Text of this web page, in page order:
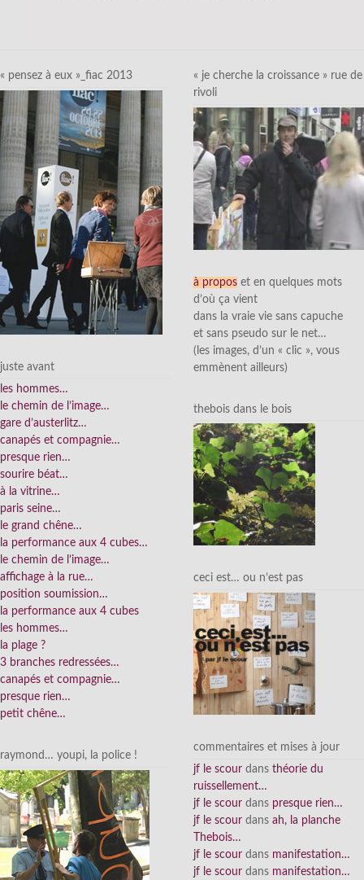
« pensez à eux »_fiac 2013
juste avant
les hommes…
le chemin de l’image…
gare d’austerlitz…
canapés et compagnie…
presque rien…
sourire béat…
à la vitrine…
paris seine…
le grand chêne…
la performance aux 4 cubes…
le chemin de l’image…
affichage à la rue…
position soumission…
la performance aux 4 cubes
les hommes…
la plage ?
3 branches redressées…
canapés et compagnie…
presque rien…
petit chêne…
raymond… youpi, la police !
« je cherche la croissance » rue de
rivoli
à propos et en quelques mots
d’où ça vient
dans la vraie vie sans capuche
et sans pseudo sur le net…
(les images, d’un « clic », vous
emmènent ailleurs)
thebois dans le bois
ceci est… ou n’est pas
commentaires et mises à jour
jf le scour dans théorie du
ruissellement…
jf le scour dans presque rien…
jf le scour dans ah, la planche
Thebois…
jf le scour dans manifestation…
jf le scour dans manifestation…